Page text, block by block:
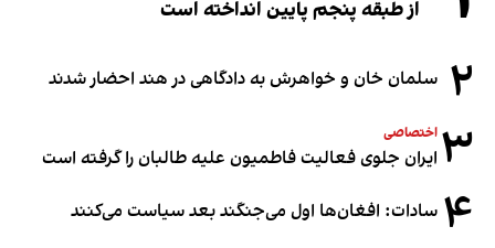
از طبقه پنجم پایین انداخته است
۲ سلمان خان و خواهرش به دادگاهی در هند احضار شدند
۳ اختصاصی
ایران جلوی فعالیت فاطمیون علیه طالبان را گرفته است
۴ سادات: افغان‌ها اول می‌جنگند بعد سیاست می‌کنند